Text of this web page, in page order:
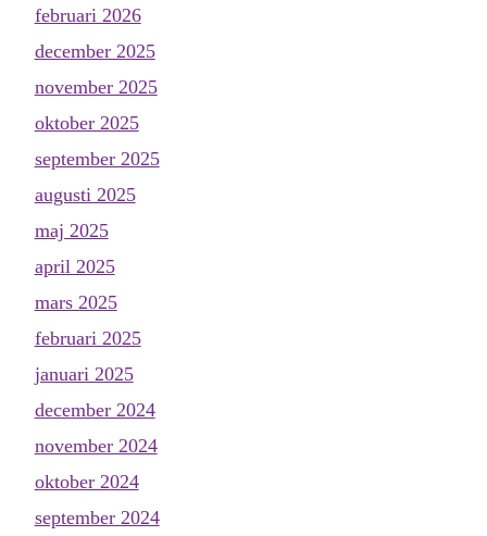
februari 2026
december 2025
november 2025
oktober 2025
september 2025
augusti 2025
maj 2025
april 2025
mars 2025
februari 2025
januari 2025
december 2024
november 2024
oktober 2024
september 2024